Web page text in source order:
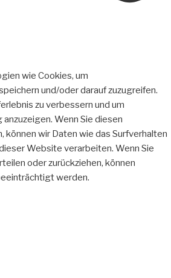
wie Cookies, um
und/oder darauf zuzugreifen.
zu verbessern und um
Wenn Sie diesen
können wir Daten wie das Surfverhalten
Website verarbeiten. Wenn Sie
oder zurückziehen, können
werden.